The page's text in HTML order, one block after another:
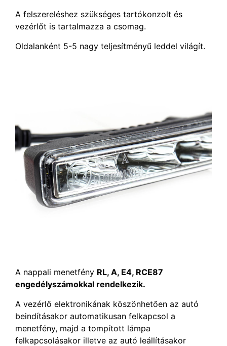
A felszereléshez szükséges tartókonzolt és
vezérlőt is tartalmazza a csomag.
Oldalanként 5-5 nagy teljesítményű leddel világít.
A nappali menetfény RL, A, E4, RCE87
engedélyszámokkal rendelkezik.
A vezérlő elektronikának köszönhetően az autó
beindításakor automatikusan felkapcsol a
menetfény, majd a tompított lámpa
felkapcsolásakor illetve az autó leállításakor